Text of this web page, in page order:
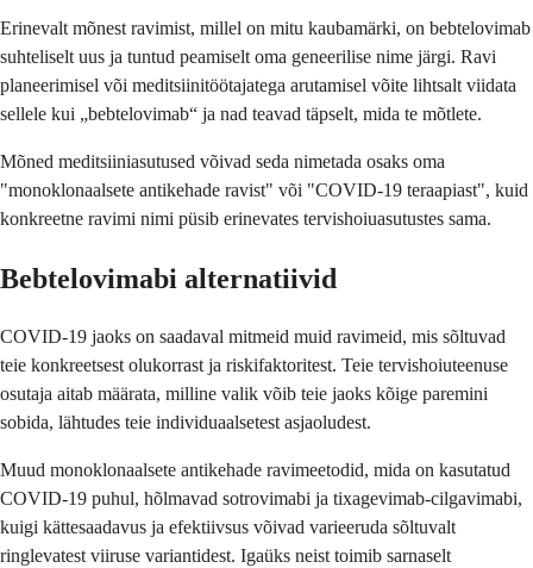
Erinevalt mõnest ravimist, millel on mitu kaubamärki, on bebtelovimab
suhteliselt uus ja tuntud peamiselt oma geneerilise nime järgi. Ravi
planeerimisel või meditsiinitöötajatega arutamisel võite lihtsalt viidata
sellele kui „bebtelovimab“ ja nad teavad täpselt, mida te mõtlete.
Mõned meditsiiniasutused võivad seda nimetada osaks oma
"monoklonaalsete antikehade ravist" või "COVID-19 teraapiast", kuid
konkreetne ravimi nimi püsib erinevates tervishoiuasutustes sama.
Bebtelovimabi alternatiivid
COVID-19 jaoks on saadaval mitmeid muid ravimeid, mis sõltuvad
teie konkreetsest olukorrast ja riskifaktoritest. Teie tervishoiuteenuse
osutaja aitab määrata, milline valik võib teie jaoks kõige paremini
sobida, lähtudes teie individuaalsetest asjaoludest.
Muud monoklonaalsete antikehade ravimeetodid, mida on kasutatud
COVID-19 puhul, hõlmavad sotrovimabi ja tixagevimab-cilgavimabi,
kuigi kättesaadavus ja efektiivsus võivad varieeruda sõltuvalt
ringlevatest viiruse variantidest. Igaüks neist toimib sarnaselt